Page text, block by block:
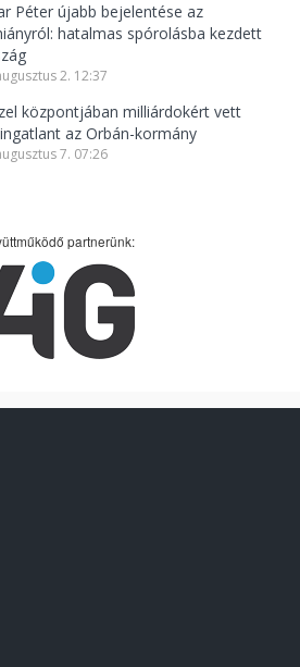
Péter újabb bejelentése az
hatalmas spórolásba kezdett
2. 12:37
központjában milliárdokért vett
az Orbán-kormány
7. 07:26
partnerünk: